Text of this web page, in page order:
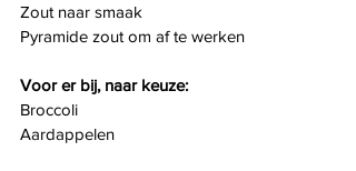
Zout naar smaak
Pyramide zout om af te werken
Voor er bij, naar keuze:
Broccoli
Aardappelen